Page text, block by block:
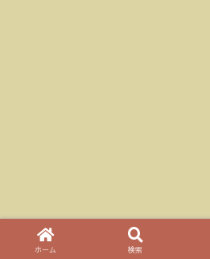
ホーム 検索